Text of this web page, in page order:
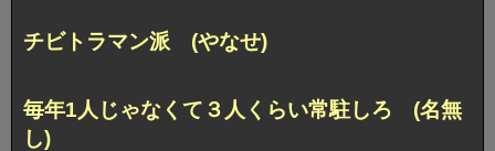
チビトラマン派 (やなせ)
毎年1人じゃなくて３人くらい常駐しろ (名無
し)